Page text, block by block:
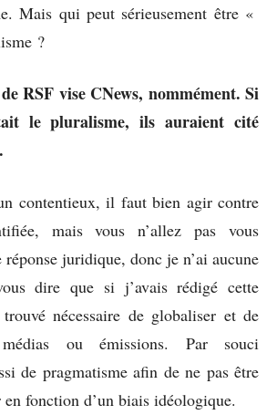
Mais qui peut sérieusement être «
?
RSF vise CNews, nommément. Si
le pluralisme, ils auraient cité
contentieux, il faut bien agir contre
mais vous n’allez pas vous
réponse juridique, donc je n’ai aucune
dire que si j’avais rédigé cette
nécessaire de globaliser et de
ou émissions. Par souci
de pragmatisme afin de ne pas être
en fonction d’un biais idéologique.